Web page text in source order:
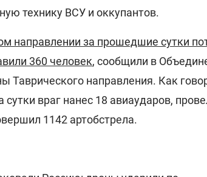
технику ВСУ и оккупантов.
направлении за прошедшие сутки
360 человек, сообщили в
Таврического направления. Как
враг нанес 18 авиаударов,
1142 артобстрела.